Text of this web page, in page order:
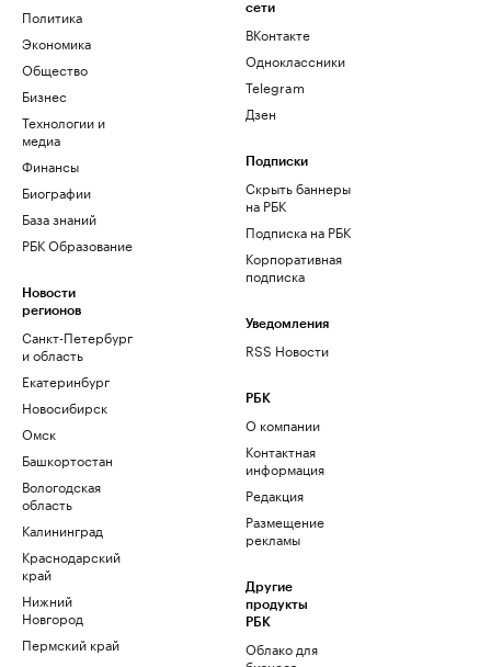
Политика
Экономика
Общество
Бизнес
Технологии и
медиа
Финансы
Биографии
База знаний
РБК Образование
Новости
регионов
Санкт-Петербург
и область
Екатеринбург
Новосибирск
Омск
Башкортостан
Вологодская
область
Калининград
Краснодарский
край
Нижний
Новгород
Пермский край
сети
ВКонтакте
Одноклассники
Telegram
Дзен
Подписки
Скрыть баннеры
на РБК
Подписка на РБК
Корпоративная
подписка
Уведомления
RSS Новости
РБК
О компании
Контактная
информация
Редакция
Размещение
рекламы
Другие
продукты
РБК
Облако для